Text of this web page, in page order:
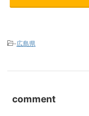
-広島県
comment